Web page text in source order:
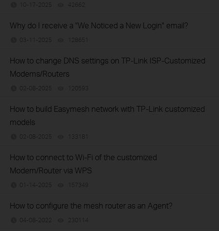
10-17-2025 42662
Why do I receive a "We Noticed a New Login" email?
03-11-2025 128651
How to change DNS settings on TP-Link ISP-Customized
Modems/Routers
02-08-2025 120593
How to build Easymesh network with TP-Link customized
models
02-08-2025 133181
How to connect to Wi-Fi of the customized
Modem/Router via WPS
01-14-2025 157349
How to configure the mesh router as an Agent?
04-08-2022 230114